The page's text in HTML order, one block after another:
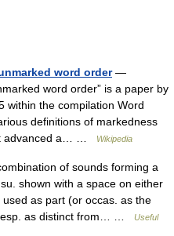
word order—
word order” is a paper by
within the compilation Word
definitions of markedness
advanced a… …
Wikipedia
of sounds forming a
shown with a space on either
as part (or occas. as the
esp. as distinct from… …
Useful